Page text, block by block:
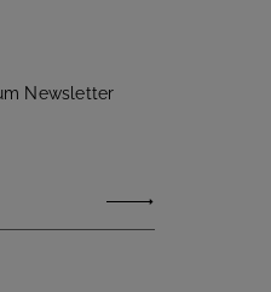
Newsletter